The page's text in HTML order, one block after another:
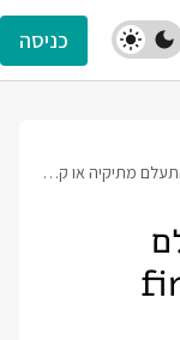
כניסה
הדרך הכי טובה להתעלם מתיקיה או קובץ עם find